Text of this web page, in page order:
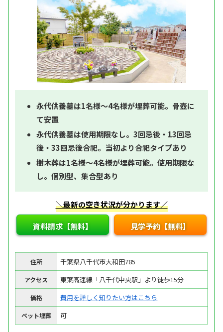
永代供養墓は1名様～4名様が埋葬可能。骨壺に
て安置
永代供養墓は使用期限なし。3回忌後・13回忌
後・33回忌後合祀。当初より合祀タイプあり
樹木葬は1名様～4名様が埋葬可能。使用期限な
し。個別型、集合型あり
＼最新の空き状況が分かります／
資料請求【無料】 見学予約【無料】
住所 千葉県八千代市大和田785
アクセス 東葉高速線「八千代中央駅」より徒歩15分
価格 費用を詳しく知りたい方はこちら
ペット埋葬 可